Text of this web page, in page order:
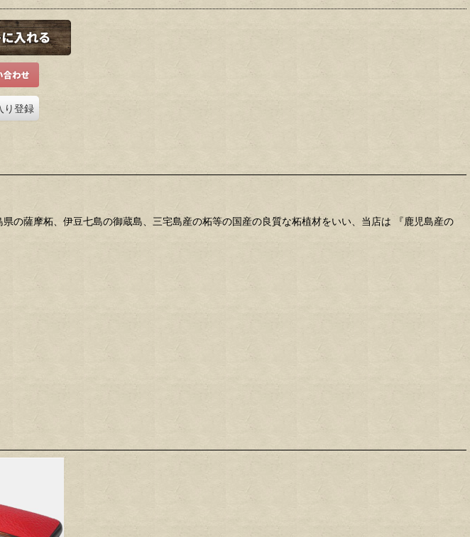
り登録
の薩摩柘、伊豆七島の御蔵島、三宅島産の柘等の国産の良質な柘植材をいい、当店は 『鹿児島産の